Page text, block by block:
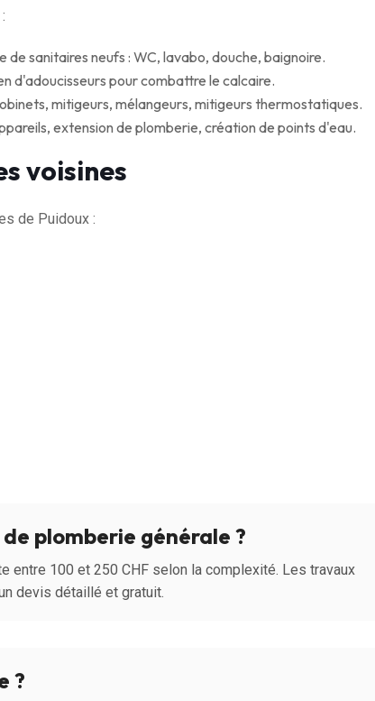
sanitaires neufs : WC, lavabo, douche, baignoire.
d'adoucisseurs pour combattre le calcaire.
mitigeurs, mélangeurs, mitigeurs thermostatiques.
extension de plomberie, création de points d'eau.
voisines
de Puidoux :
plomberie générale ?
entre 100 et 250 CHF selon la complexité. Les travaux
devis détaillé et gratuit.
?